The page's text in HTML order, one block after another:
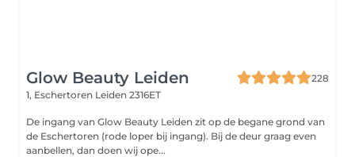
Glow Beauty Leiden
228
1, Eschertoren Leiden 2316ET
De ingang van Glow Beauty Leiden zit op de begane grond van
de Eschertoren (rode loper bij ingang). Bij de deur graag even
aanbellen, dan doen wij ope...